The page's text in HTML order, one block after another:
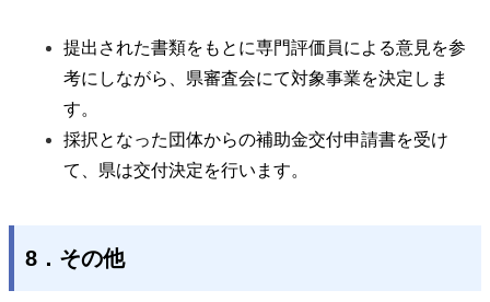
提出された書類をもとに専門評価員による意見を参
考にしながら、県審査会にて対象事業を決定しま
す。
採択となった団体からの補助金交付申請書を受け
て、県は交付決定を行います。
8．その他